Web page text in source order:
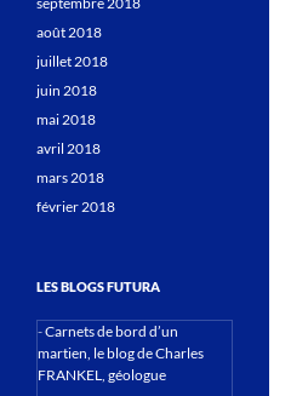
août 2018
juillet 2018
juin 2018
mai 2018
avril 2018
mars 2018
février 2018
LES BLOGS FUTURA
-Carnets de bord d’un
martien, le blog de Charles
FRANKEL, géologue